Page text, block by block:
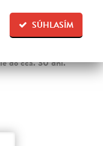
SÚHLASÍM
Vlastnú hodnotu
do cca. 30 dní.